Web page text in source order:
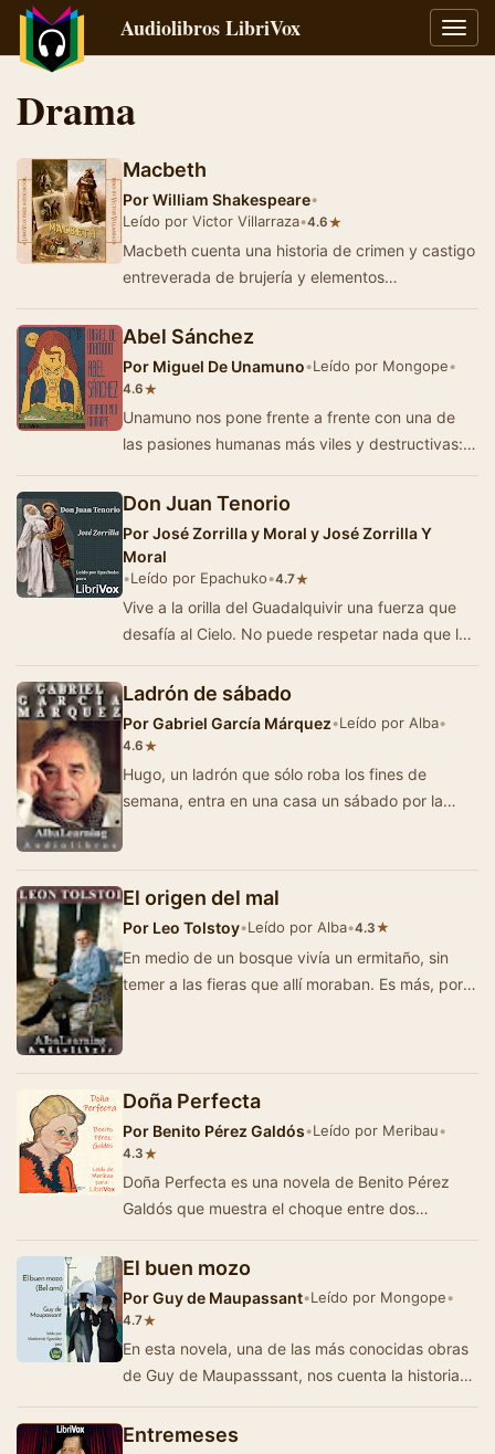
Audiolibros LibriVox
Drama
Macbeth
PorWilliam Shakespeare•
Leído por Victor Villarraza•4.6★
Macbeth cuenta una historia de crimen y castigo
entreverada de brujería y elementos
Abel Sánchez
Por Miguel De Unamuno•Leído por Mongope•
4.6★
Unamuno nos pone frente a frente con una de
las pasiones humanas más viles y destructivas:
Don Juan Tenorio
PorJosé Zorrilla y Moral y José Zorrilla Y
Moral
•Leído por Epachuko•4.7★
Vive a la orilla del Guadalquivir una fuerza que
desafía al Cielo. No puede respetar nada que le
Ladrón de sábado
PorGabriel García Márquez•Leído por Alba•
4.6★
Hugo, un ladrón que sólo roba los fines de
semana, entra en una casa un sábado por la
El origen del mal
Por Leo Tolstoy•Leído por Alba•4.3★
En medio de un bosque vivía un ermitaño, sin
temer a las fieras que allí moraban. Es más, por
Doña Perfecta
Por Benito Pérez Galdós•Leído por Meribau•
4.3★
Doña Perfecta es una novela de Benito Pérez
Galdós que muestra el choque entre dos
El buen mozo
PorGuy de Maupassant•Leído por Mongope•
4.7★
En esta novela, una de las más conocidas obras
de Guy de Maupasssant, nos cuenta la historia
Entremeses